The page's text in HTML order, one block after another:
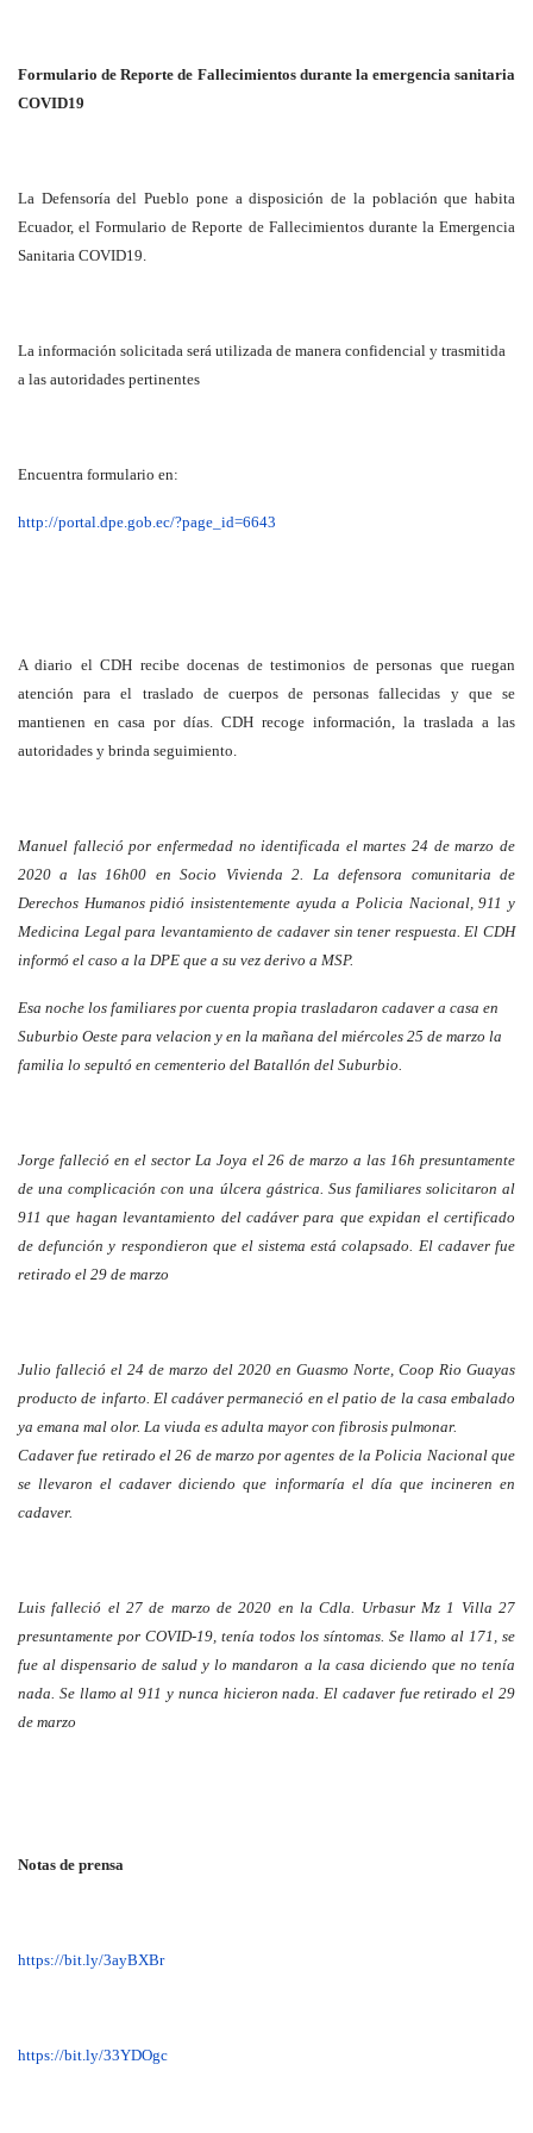
Formulario de Reporte de Fallecimientos durante la emergencia sanitaria
COVID19
La Defensoría del Pueblo pone a disposición de la población que habita
Ecuador, el Formulario de Reporte de Fallecimientos durante la Emergencia
Sanitaria COVID19.
La información solicitada será utilizada de manera confidencial y trasmitida
a las autoridades pertinentes
Encuentra formulario en:
http://portal.dpe.gob.ec/?page_id=6643
A diario el CDH recibe docenas de testimonios de personas que ruegan
atención para el traslado de cuerpos de personas fallecidas y que se
mantienen en casa por días. CDH recoge información, la traslada a las
autoridades y brinda seguimiento.
Manuel falleció por enfermedad no identificada el martes 24 de marzo de
2020 a las 16h00 en Socio Vivienda 2. La defensora comunitaria de
Derechos Humanos pidió insistentemente ayuda a Policia Nacional, 911 y
Medicina Legal para levantamiento de cadaver sin tener respuesta. El CDH
informó el caso a la DPE que a su vez derivo a MSP.
Esa noche los familiares por cuenta propia trasladaron cadaver a casa en
Suburbio Oeste para velacion y en la mañana del miércoles 25 de marzo la
familia lo sepultó en cementerio del Batallón del Suburbio.
Jorge falleció en el sector La Joya el 26 de marzo a las 16h presuntamente
de una complicación con una úlcera gástrica. Sus familiares solicitaron al
911 que hagan levantamiento del cadáver para que expidan el certificado
de defunción y respondieron que el sistema está colapsado. El cadaver fue
retirado el 29 de marzo
Julio falleció el 24 de marzo del 2020 en Guasmo Norte, Coop Rio Guayas
producto de infarto. El cadáver permaneció en el patio de la casa embalado
ya emana mal olor. La viuda es adulta mayor con fibrosis pulmonar.
Cadaver fue retirado el 26 de marzo por agentes de la Policia Nacional que
se llevaron el cadaver diciendo que informaría el día que incineren en
cadaver.
Luis falleció el 27 de marzo de 2020 en la Cdla. Urbasur Mz 1 Villa 27
presuntamente por COVID-19, tenía todos los síntomas. Se llamo al 171, se
fue al dispensario de salud y lo mandaron a la casa diciendo que no tenía
nada. Se llamo al 911 y nunca hicieron nada. El cadaver fue retirado el 29
de marzo
Notas de prensa
https://bit.ly/3ayBXBr
https://bit.ly/33YDOgc